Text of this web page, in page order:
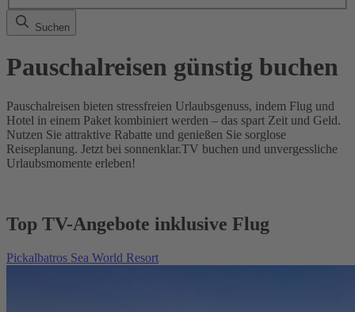
Suchen
Pauschalreisen günstig buchen
Pauschalreisen bieten stressfreien Urlaubsgenuss, indem Flug und
Hotel in einem Paket kombiniert werden – das spart Zeit und Geld.
Nutzen Sie attraktive Rabatte und genießen Sie sorglose
Reiseplanung. Jetzt bei sonnenklar.TV buchen und unvergessliche
Urlaubsmomente erleben!
Top TV-Angebote inklusive Flug
Pickalbatros Sea World Resort